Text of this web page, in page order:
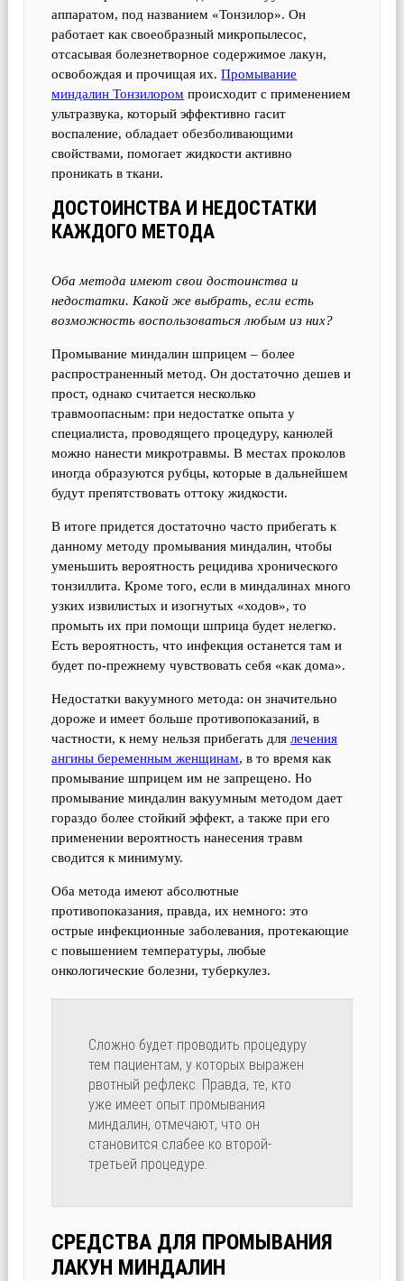
аппаратом, под названием «Тонзилор». Он
работает как своеобразный микропылесос,
отсасывая болезнетворное содержимое лакун,
освобождая и прочищая их.Промывание
миндалин Тонзилором происходит с применением
ультразвука, который эффективно гасит
воспаление, обладает обезболивающими
свойствами, помогает жидкости активно
проникать в ткани.
ДОСТОИНСТВА И НЕДОСТАТКИ
КАЖДОГО МЕТОДА
Оба метода имеют свои достоинства и
недостатки. Какой же выбрать, если есть
возможность воспользоваться любым из них?
Промывание миндалин шприцем – более
распространенный метод. Он достаточно дешев и
прост, однако считается несколько
травмоопасным: при недостатке опыта у
специалиста, проводящего процедуру, канюлей
можно нанести микротравмы. В местах проколов
иногда образуются рубцы, которые в дальнейшем
будут препятствовать оттоку жидкости.
В итоге придется достаточно часто прибегать к
данному методу промывания миндалин, чтобы
уменьшить вероятность рецидива хронического
тонзиллита. Кроме того, если в миндалинах много
узких извилистых и изогнутых «ходов», то
промыть их при помощи шприца будет нелегко.
Есть вероятность, что инфекция останется там и
будет по-прежнему чувствовать себя «как дома».
Недостатки вакуумного метода: он значительно
дороже и имеет больше противопоказаний, в
частности, к нему нельзя прибегать длялечения
ангины беременным женщинам, в то время как
промывание шприцем им не запрещено. Но
промывание миндалин вакуумным методом дает
гораздо более стойкий эффект, а также при его
применении вероятность нанесения травм
сводится к минимуму.
Оба метода имеют абсолютные
противопоказания, правда, их немного: это
острые инфекционные заболевания, протекающие
с повышением температуры, любые
онкологические болезни, туберкулез.
Сложно будет проводить процедуру
тем пациентам, у которых выражен
рвотный рефлекс. Правда, те, кто
уже имеет опыт промывания
миндалин, отмечают, что он
становится слабее ко второй-
третьей процедуре.
СРЕДСТВА ДЛЯ ПРОМЫВАНИЯ
ЛАКУН МИНДАЛИН